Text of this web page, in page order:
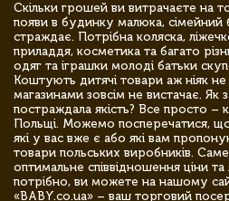
Скільки грошей ви витрачаєте на
появи в будинку малюка, сімейний
страждає. Потрібна коляска,
приладдя, косметика та багато
одяг та іграшки молоді батьки
Коштують дитячі товари аж ніяк
магазинами зовсім не вистачає.
постраждала якість? Все просто –
Польщі. Можемо посперечатися, що
які у вас вже є або які вам
товари польських виробників.
оптимальне співвідношення ціни
потрібно, ви можете на нашому
«BABY.co.ua» – ваш торговий